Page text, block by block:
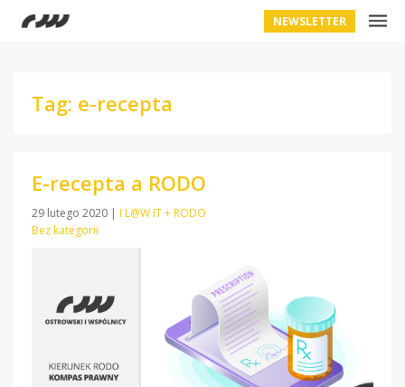
NEWSLETTER
Tag: e-recepta
E-recepta a RODO
29 lutego 2020 | I L@W IT + RODO
Bez kategorii